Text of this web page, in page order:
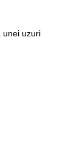
unei uzuri